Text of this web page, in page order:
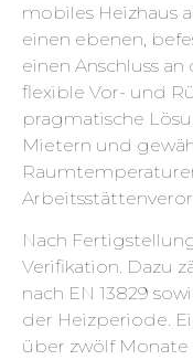
mobiles Heizhaus
einen ebenen,
einen Anschluss
flexible Vor- und
pragmatische
Mietern und
Nach
Verifikation. Dazu
nach EN 13829
der Heizperiode.
über zwölf